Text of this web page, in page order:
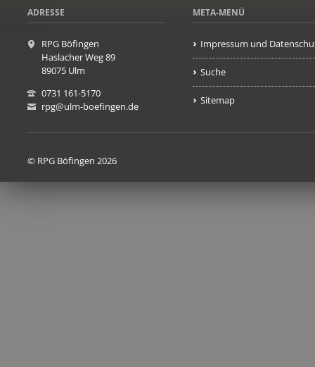
ADRESSE
RPG Böfingen
Haslacher Weg 89
89075 Ulm
0731 161-5170
rpg@ulm-boefingen.de
META-MENÜ
Impressum und
Suche
Sitemap
© RPG Böfingen 2026